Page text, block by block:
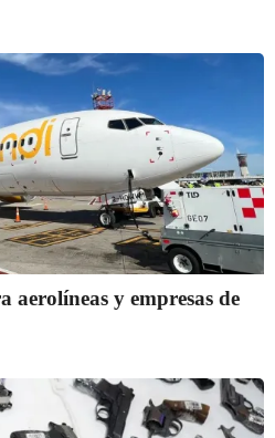
aerolíneas y empresas de